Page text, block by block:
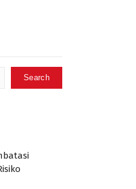
Search